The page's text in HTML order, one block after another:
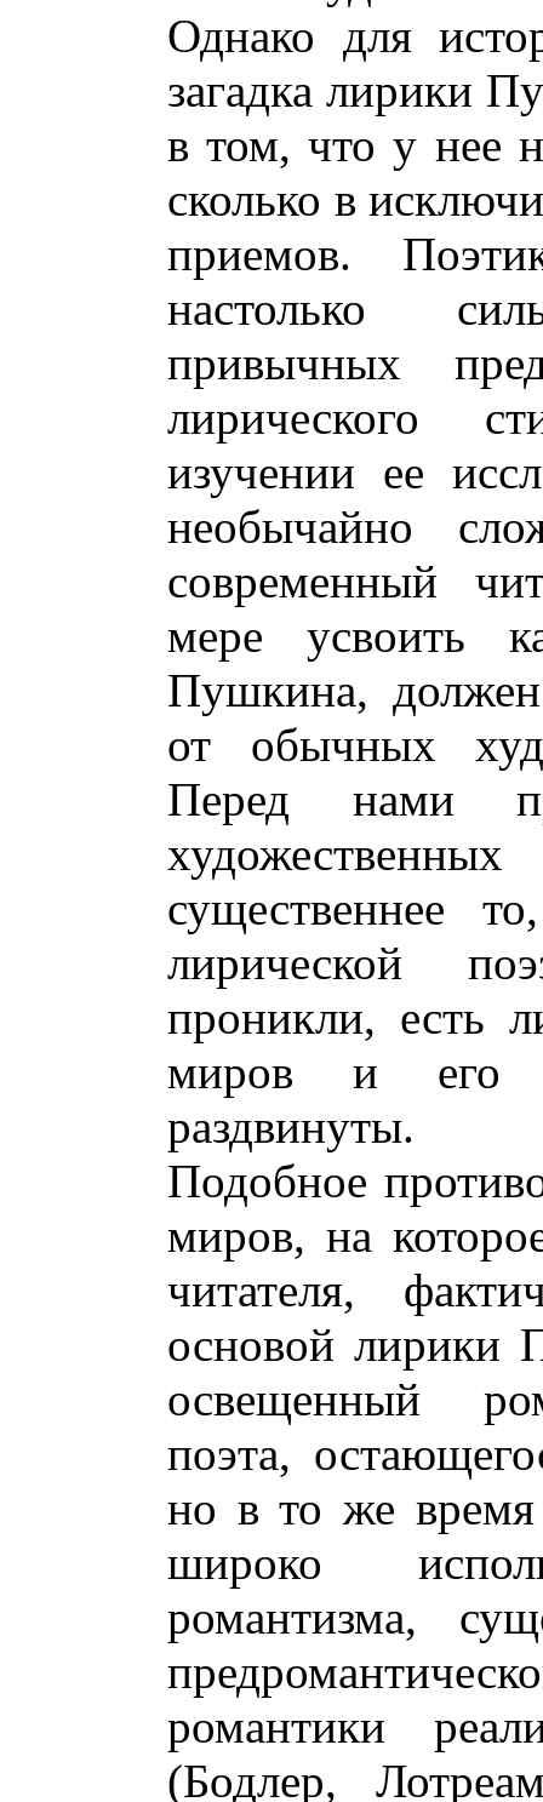
Однако для
загадка лирики
в том, что у нее
сколько в
приемов.
настолько
привычных
лирического
изучении ее
необычайно
современный
мере усвоить
Пушкина, должен
от обычных
Перед нами
существеннее
лирической
проникли, есть
миров и его
раздвинуты.
Подобное
миров, на
читателя,
основой лирики
освещенный
поэта,
но в то же
широко
романтизма,
романтики
(Бодлер,